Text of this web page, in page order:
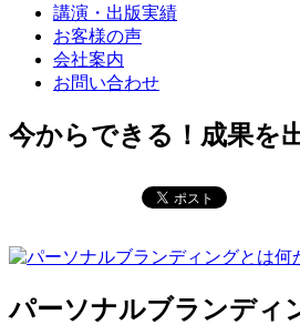
講演・出版実績
お客様の声
会社案内
お問い合わせ
今からできる！成果を
パーソナルブランディ